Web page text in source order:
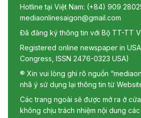
Hotline tại Việt Nam: (+84) 909
mediaonlinesaigon@gmail.com
Đã đăng ký thông tin với Bộ TT-TT
Registered online newspaper in
Congress, ISSN 2476-0323 USA)
® Xin vui lòng ghi rõ nguồn
nhã ý sử dụng lại thông tin từ
Các trang ngoài sẽ được mở ra ở
không chịu trách nhiệm nội dung